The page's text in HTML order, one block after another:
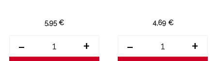
5,95 €
- +
4,69 €
- +